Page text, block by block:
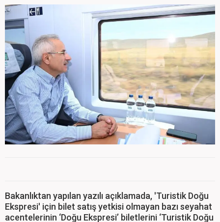
Bakanlıktan yapılan yazılı açıklamada, 'Turistik Doğu
Ekspresi' için bilet satış yetkisi olmayan bazı seyahat
acentelerinin ‘Doğu Ekspresi’ biletlerini ‘Turistik Doğu